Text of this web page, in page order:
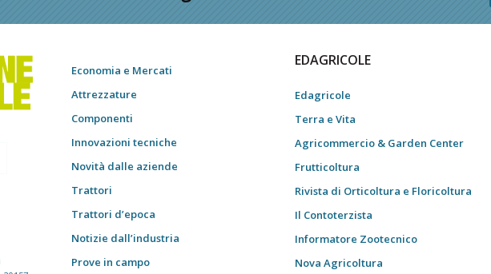
Economia e Mercati
Attrezzature
Componenti
Innovazioni tecniche
Novità dalle aziende
Trattori
Trattori d’epoca
Notizie dall’industria
Prove in campo
EDAGRICOLE
Edagricole
Terra e Vita
Agricommercio & Garden Center
Frutticoltura
Rivista di Orticoltura e Floricoltura
Il Contoterzista
Informatore Zootecnico
Nova Agricoltura